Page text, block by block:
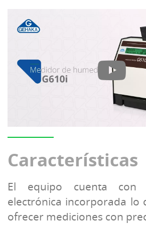
Características
El equipo cuenta con
electrónica incorporada lo
ofrecer mediciones con